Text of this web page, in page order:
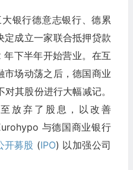
银行德意志银行、德累
定成立一家联合抵押贷款
下半年开始营业。在互
市场动荡之后，德国商业
其股份进行大幅减记。
放弃了股息，以改善
与德国商业银行
开募股 (IPO) 以加强公司